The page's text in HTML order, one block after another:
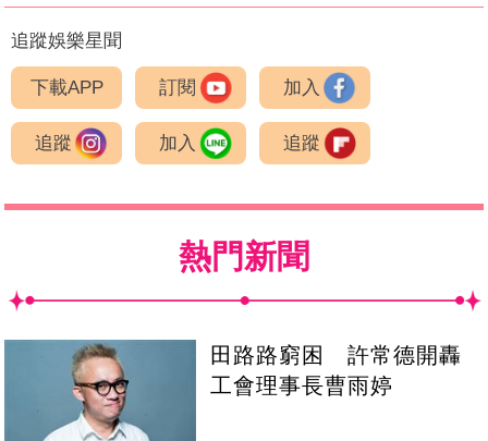
追蹤娛樂星聞
下載APP 訂閱 加入
追蹤 加入 追蹤
熱門新聞
田路路窮困 許常德開轟
工會理事長曹雨婷